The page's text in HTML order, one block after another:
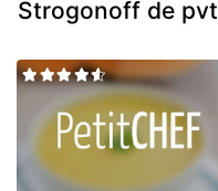
Strogonoff de pvt